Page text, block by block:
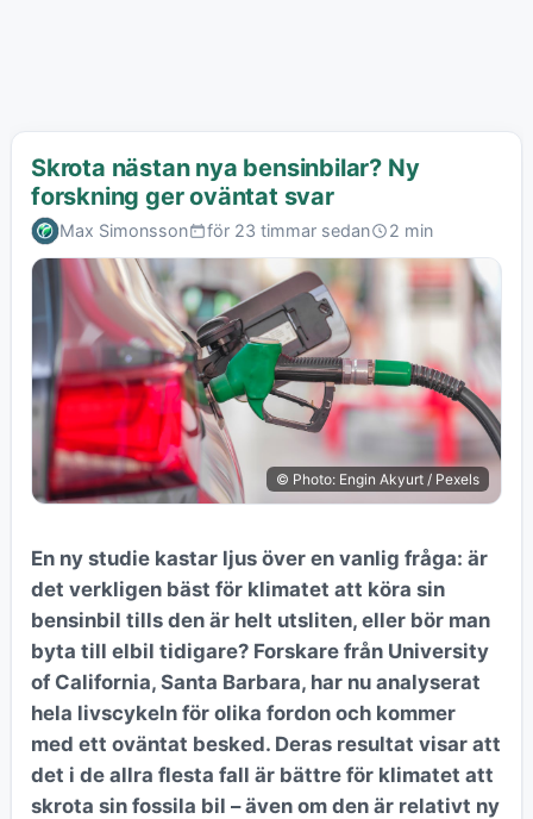
Skrota nästan nya bensinbilar? Ny
forskning ger oväntat svar
Max Simonsson för 23 timmar sedan 2 min
© Photo: Engin Akyurt / Pexels
En ny studie kastar ljus över en vanlig fråga: är
det verkligen bäst för klimatet att köra sin
bensinbil tills den är helt utsliten, eller bör man
byta till elbil tidigare? Forskare från University
of California, Santa Barbara, har nu analyserat
hela livscykeln för olika fordon och kommer
med ett oväntat besked. Deras resultat visar att
det i de allra flesta fall är bättre för klimatet att
skrota sin fossila bil – även om den är relativt ny